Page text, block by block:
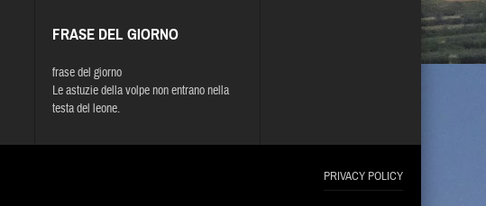
FRASE DEL GIORNO
frase del giorno
Le astuzie della volpe non entrano nella
testa del leone.
PRIVACY POLICY